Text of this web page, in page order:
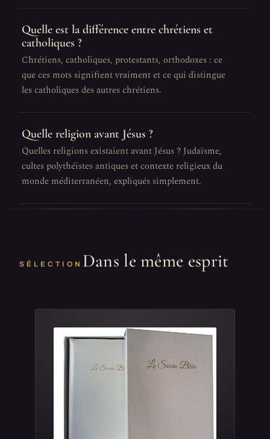
Quelle est la différence entre chrétiens et
catholiques ?
Chrétiens, catholiques, protestants, orthodoxes : ce
que ces mots signifient vraiment et ce qui distingue
les catholiques des autres chrétiens.
Quelle religion avant Jésus ?
Quelles religions existaient avant Jésus ? Judaïsme,
cultes polythéistes antiques et contexte religieux du
monde méditerranéen, expliqués simplement.
SÉLECTION Dans le même esprit